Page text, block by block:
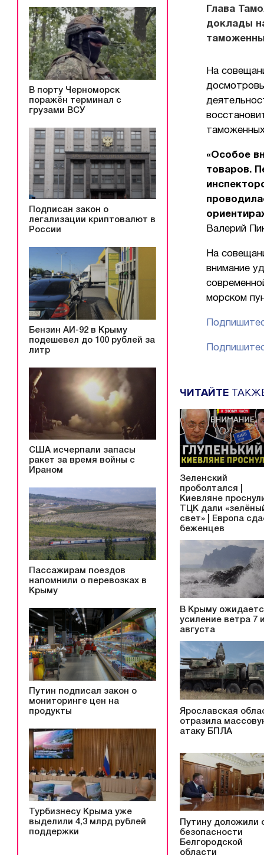
В порту Черноморск
поражён терминал с
грузами ВСУ
Подписан закон о
легализации криптовалют в
России
Бензин АИ-92 в Крыму
подешевел до 100 рублей за
литр
США исчерпали запасы
ракет за время войны с
Ираном
Пассажирам поездов
напомнили о перевозках в
Крыму
Путин подписал закон о
мониторинге цен на
продукты
Турбизнесу Крыма уже
выделили 4,3 млрд рублей
поддержки
Глава
доклады
На
«Особое
товаров.
Валерий
На
внимание
морском
ЧИТАЙТЕ
Зеленский
проболтался |
Киевляне
ТЦК дали
свет» | Европа
беженцев
В Крыму
усиление ветра 7
августа
Ярославская
отразила
атаку БПЛА
Путину доложили
безопасности
Белгородской
области